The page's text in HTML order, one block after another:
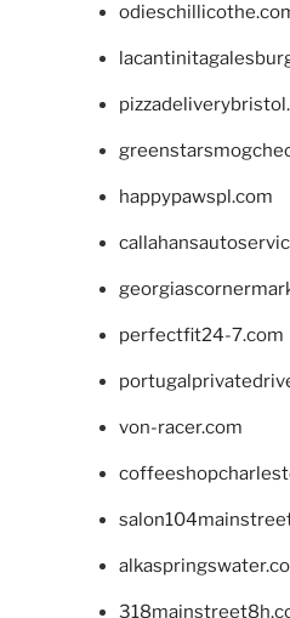
happypawspl.com
perfectfit24-7.com
von-racer.com